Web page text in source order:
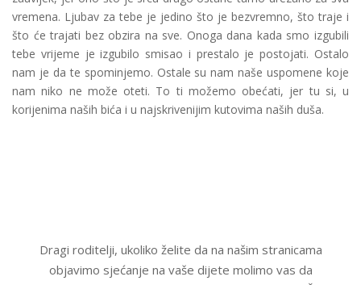
vremena. Ljubav za tebe je jedino što je bezvremno, što traje i
što će trajati bez obzira na sve. Onoga dana kada smo izgubili
tebe vrijeme je izgubilo smisao i prestalo je postojati. Ostalo
nam je da te spominjemo. Ostale su nam naše uspomene koje
nam niko ne može oteti. To ti možemo obećati, jer tu si, u
korijenima naših bića i u najskrivenijim kutovima naših duša.
Dragi roditelji, ukoliko želite da na našim stranicama
objavimo sjećanje na vaše dijete molimo vas da